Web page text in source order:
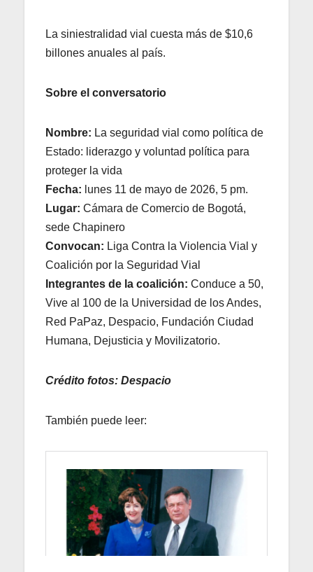
La siniestralidad vial cuesta más de $10,6
billones anuales al país.
Sobre el conversatorio
Nombre: La seguridad vial como política de
Estado: liderazgo y voluntad política para
proteger la vida
Fecha: lunes 11 de mayo de 2026, 5 pm.
Lugar: Cámara de Comercio de Bogotá,
sede Chapinero
Convocan: Liga Contra la Violencia Vial y
Coalición por la Seguridad Vial
Integrantes de la coalición: Conduce a 50,
Vive al 100 de la Universidad de los Andes,
Red PaPaz, Despacio, Fundación Ciudad
Humana, Dejusticia y Movilizatorio.
Crédito fotos: Despacio
También puede leer: